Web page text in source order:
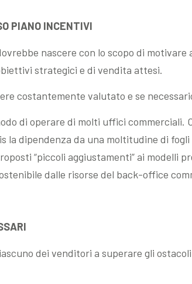
PIANO INCENTIVI
nascere con lo scopo di motivare
strategici e di vendita attesi.
costantemente valutato e se
di operare di molti uffici commerciali.
la dipendenza da una moltitudine di
“piccoli aggiustamenti” ai modelli
dalle risorse del back-office
dei venditori a superare gli